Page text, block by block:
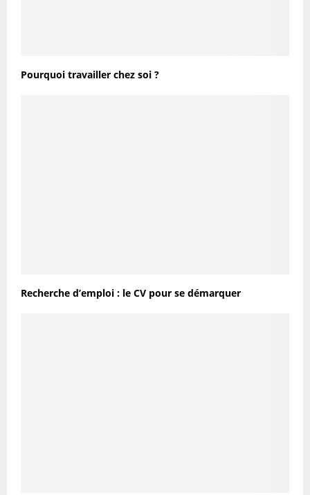
Pourquoi travailler chez soi ?
Recherche d’emploi : le CV pour se démarquer